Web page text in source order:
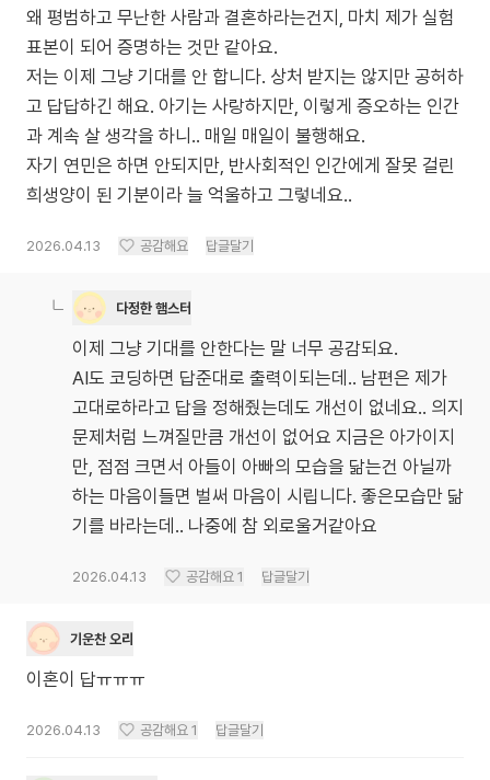
왜 평범하고 무난한 사람과 결혼하라는건지, 마치 제가 실험
표본이 되어 증명하는 것만 같아요.
저는 이제 그냥 기대를 안 합니다. 상처 받지는 않지만 공허하
고 답답하긴 해요. 아기는 사랑하지만, 이렇게 증오하는 인간
과 계속 살 생각을 하니.. 매일 매일이 불행해요.
자기 연민은 하면 안되지만, 반사회적인 인간에게 잘못 걸린
희생양이 된 기분이라 늘 억울하고 그렇네요..
2026.04.13 공감해요 답글달기
다정한 햄스터
이제 그냥 기대를 안한다는 말 너무 공감되요.
AI도 코딩하면 답준대로 출력이되는데.. 남편은 제가
고대로하라고 답을 정해줬는데도 개선이 없네요.. 의지
문제처럼 느껴질만큼 개선이 없어요 지금은 아가이지
만, 점점 크면서 아들이 아빠의 모습을 닮는건 아닐까
하는 마음이들면 벌써 마음이 시립니다. 좋은모습만 닮
기를 바라는데.. 나중에 참 외로울거같아요
2026.04.13 공감해요 1 답글달기
기운찬 오리
이혼이 답ㅠㅠㅠ
2026.04.13 공감해요 1 답글달기